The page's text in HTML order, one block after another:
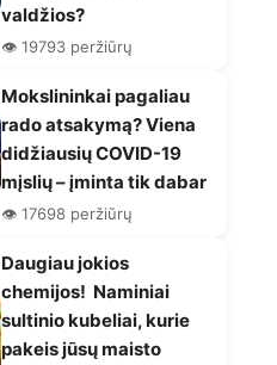
valdžios?
👁️ 19793 peržiūrų
Mokslininkai pagaliau
rado atsakymą? Viena
didžiausių COVID-19
mįslių – įminta tik dabar
👁️ 17698 peržiūrų
Daugiau jokios
chemijos! Naminiai
sultinio kubeliai, kurie
pakeis jūsų maisto